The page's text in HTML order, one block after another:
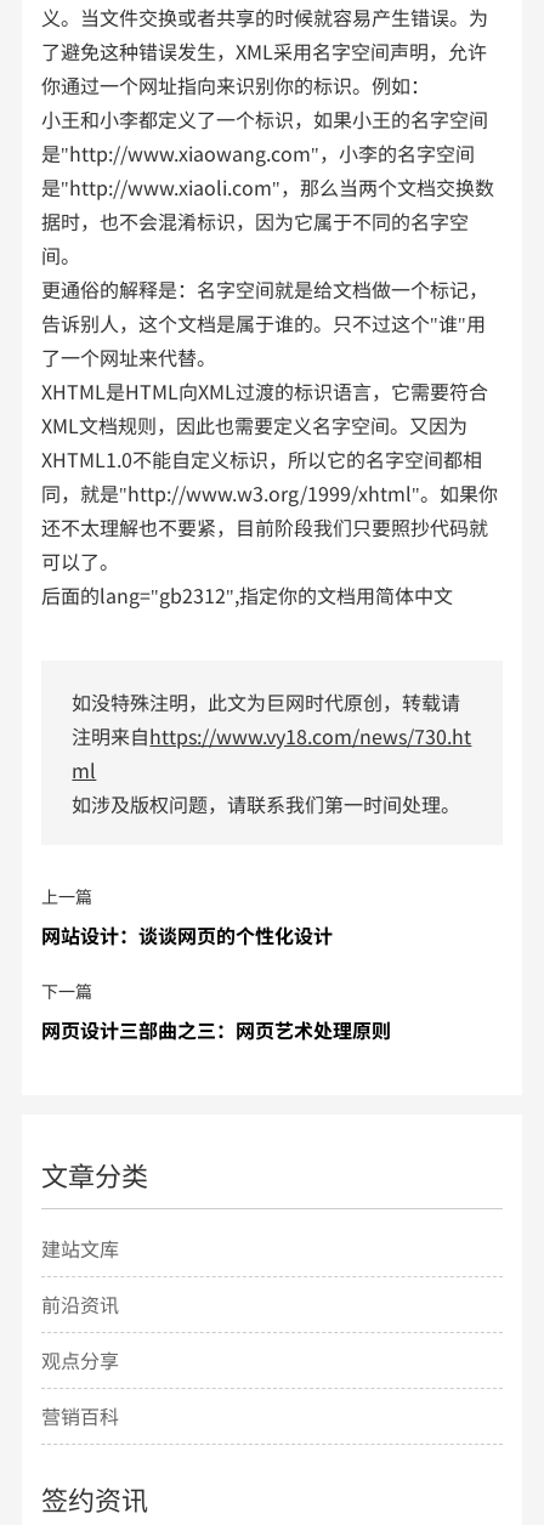
义。当文件交换或者共享的时候就容易产生错误。为
了避免这种错误发生，XML采用名字空间声明，允许
你通过一个网址指向来识别你的标识。例如：
小王和小李都定义了一个标识，如果小王的名字空间
是"http://www.xiaowang.com"，小李的名字空间
是"http://www.xiaoli.com"，那么当两个文档交换数
据时，也不会混淆标识，因为它属于不同的名字空
间。
更通俗的解释是：名字空间就是给文档做一个标记，
告诉别人，这个文档是属于谁的。只不过这个"谁"用
了一个网址来代替。
XHTML是HTML向XML过渡的标识语言，它需要符合
XML文档规则，因此也需要定义名字空间。又因为
XHTML1.0不能自定义标识，所以它的名字空间都相
同，就是"http://www.w3.org/1999/xhtml"。如果你
还不太理解也不要紧，目前阶段我们只要照抄代码就
可以了。
后面的lang="gb2312",指定你的文档用简体中文
如没特殊注明，此文为巨网时代原创，转载请
注明来自https://www.vy18.com/news/730.ht
ml
如涉及版权问题，请联系我们第一时间处理。
上一篇
网站设计：谈谈网页的个性化设计
下一篇
网页设计三部曲之三：网页艺术处理原则
文章分类
建站文库
前沿资讯
观点分享
营销百科
签约资讯